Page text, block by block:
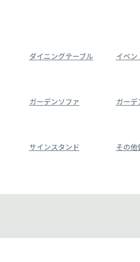
ダイニングテーブル イベン
ガーデンソファ ガーデ
サインスタンド その他